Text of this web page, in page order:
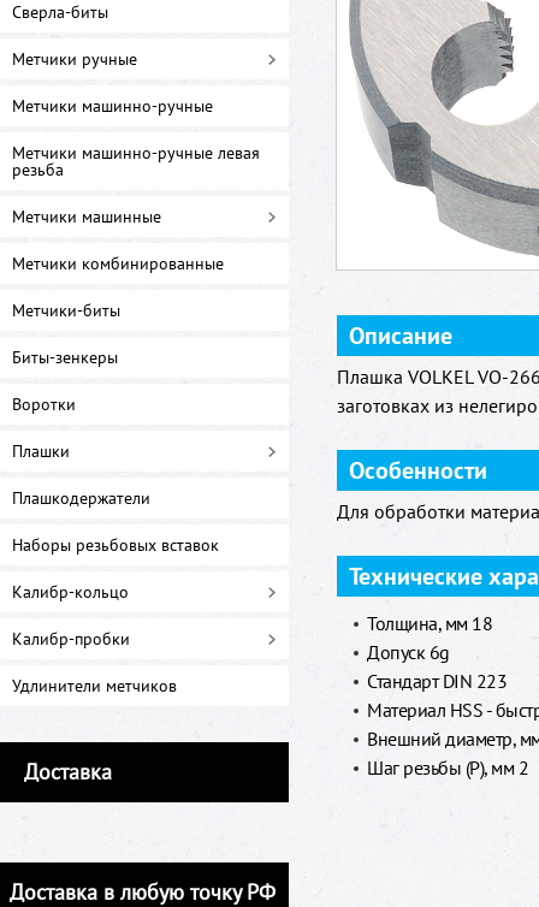
Сверла-биты
Метчики ручные
Метчики машинно-ручные
Метчики машинно-ручные левая
резьба
Метчики машинные
Метчики комбинированные
Метчики-биты
Биты-зенкеры
Воротки
Плашки
Плашкодержатели
Наборы резьбовых вставок
Калибр-кольцо
Калибр-пробки
Удлинители метчиков
Доставка
Доставка в любую точку РФ
Описание
Плашка VOLKEL VO-
заготовках из
Особенности
Для обработки
Технические
Толщина, мм 18
Допуск 6g
Стандарт DIN 223
Материал HSS -
Внешний диаметр,
Шаг резьбы (P), мм 2